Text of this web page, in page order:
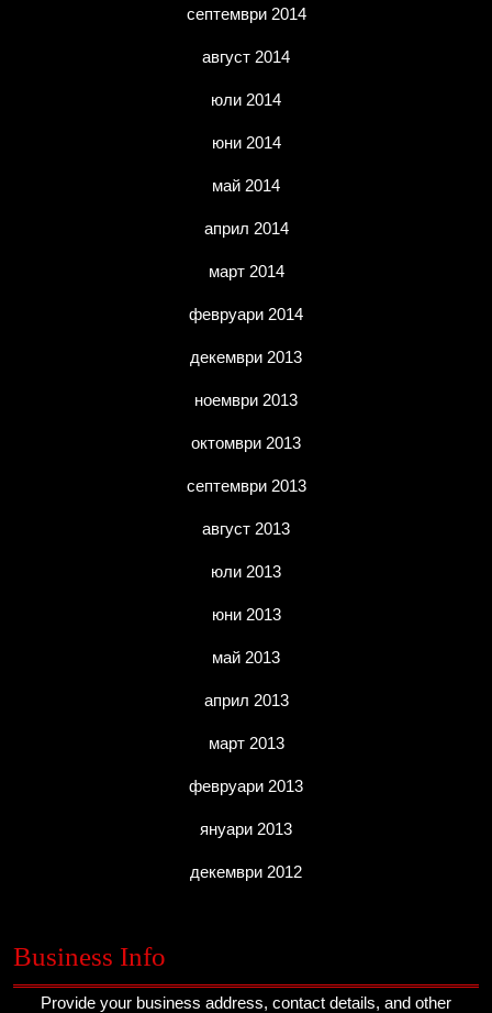
септември 2014
август 2014
юли 2014
юни 2014
май 2014
април 2014
март 2014
февруари 2014
декември 2013
ноември 2013
октомври 2013
септември 2013
август 2013
юли 2013
юни 2013
май 2013
април 2013
март 2013
февруари 2013
януари 2013
декември 2012
Business Info
Provide your business address, contact details, and other